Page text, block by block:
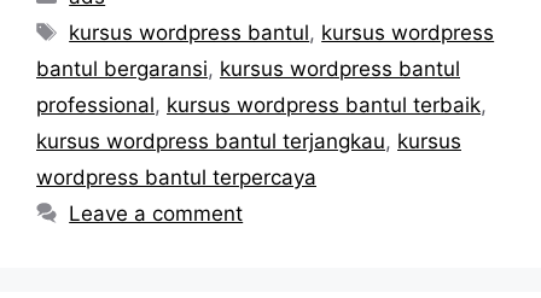
Tags
kursus wordpress bantul, kursus wordpress
bantul bergaransi, kursus wordpress bantul
professional, kursus wordpress bantul terbaik,
kursus wordpress bantul terjangkau, kursus
wordpress bantul terpercaya
Leave a comment